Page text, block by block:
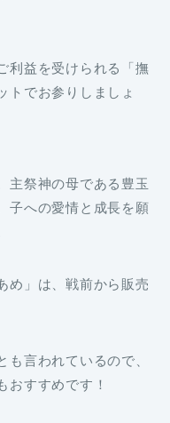
利益を受けられる「撫
トでお参りしましょ
主祭神の母である豊玉
子への愛情と成長を願
め」は、戦前から販売
言われているので、
おすすめです！